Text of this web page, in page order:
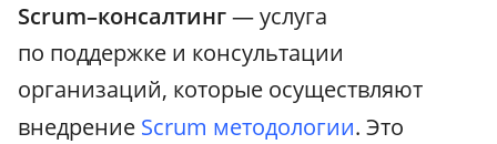
Scrum–консалтинг— услуга
по поддержке и консультации
организаций, которые осуществляют
внедрение Scrum методологии. Это